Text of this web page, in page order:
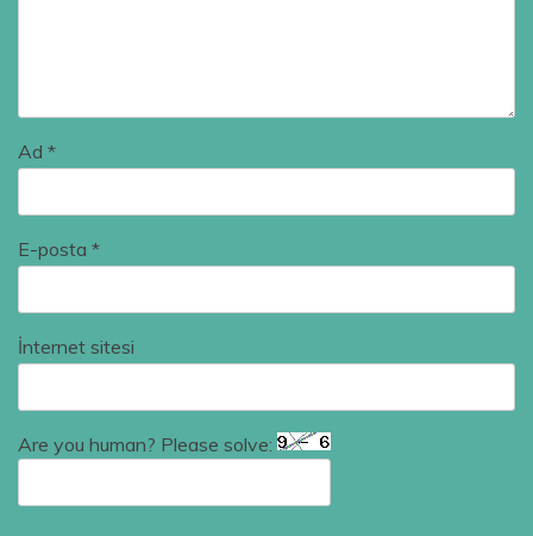
Ad *
E-posta *
İnternet sitesi
Are you human? Please solve: